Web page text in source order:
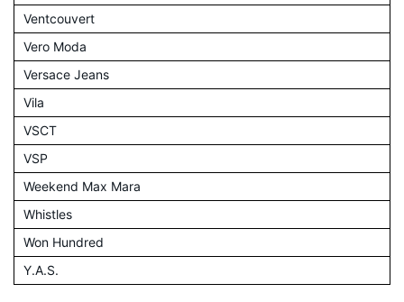
Ventcouvert
Vero Moda
Versace Jeans
Vila
VSCT
VSP
Weekend Max Mara
Whistles
Won Hundred
Y.A.S.